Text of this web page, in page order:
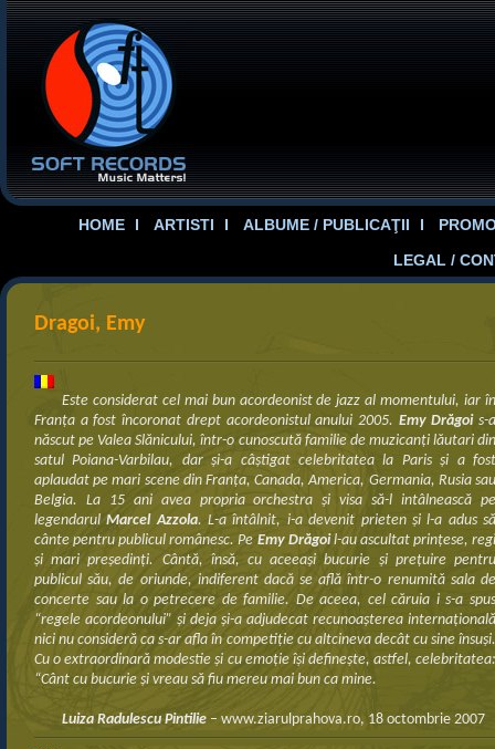
HOME ARTISTI ALBUME / PUBLICAŢII
LEGAL /
Dragoi, Emy
Este considerat cel mai bun acordeonist de jazz al momentului, iar în
Franţa a fost încoronat drept acordeonistul anului 2005. Emy Drăgois-
născut pe Valea Slănicului, într-o cunoscută familie de muzicanţi lăutari din
satul Poiana-Varbilau, dar şi-a câştigat celebritatea la Paris şi a fost
aplaudat pe mari scene din Franţa, Canada, America, Germania, Rusia sau
Belgia. La 15 ani avea propria orchestra şi visa să-l intâlnească pe
legendarulMarcel Azzola. L-a întâlnit, i-a devenit prieten şi l-a adus
cânte pentru publicul românesc. Pe Emy Drăgoil-au ascultat prinţese,
şi mari preşedinţi. Cântă, însă, cu aceeaşi bucurie şi preţuire pentru
publicul său, de oriunde, indiferent dacă se află într-o renumită sala de
concerte sau la o petrecere de familie. De aceea, cel căruia i s-a spus
“regele acordeonului” şi deja şi-a adjudecat recunoaşterea internaţională
nici nu consideră ca s-ar afla în competiţie cu altcineva decât cu sine însuşi.
Cu o extraordinară modestie şi cu emoţie îşi defineşte, astfel, celebritatea:
“Cânt cu bucurie şi vreau să fiu mereu mai bun ca mine.
Luiza Radulescu Pintilie – www.ziarulprahova.ro, 18 octombrie 2007